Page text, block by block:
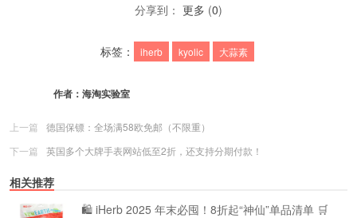
分享到： 更多 (0)
标签： iherb kyolic 大蒜素
作者： 海淘实验室
上一篇
德国保镖：全场满58欧免邮（不限重）
下一篇
英国多个大牌手表网站低至2折，还支持分期付款！
相关推荐
🛍️ iHerb 2025 年末必囤！8折起“神仙”单品清单 🛒